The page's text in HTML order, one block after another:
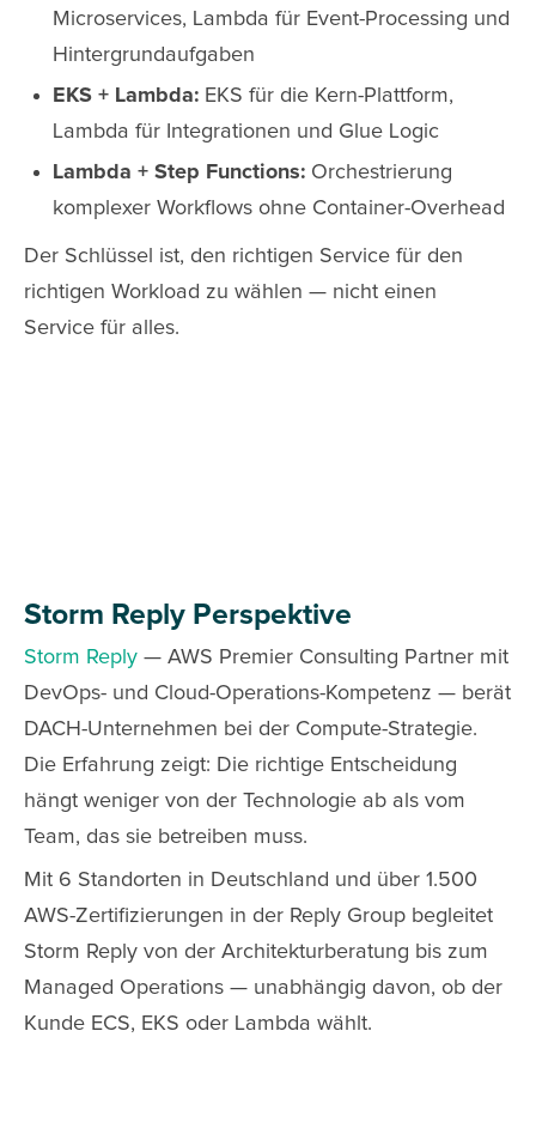
Microservices, Lambda für Event-Processing und
Hintergrundaufgaben
EKS + Lambda: EKS für die Kern-Plattform,
Lambda für Integrationen und Glue Logic
Lambda + Step Functions: Orchestrierung
komplexer Workflows ohne Container-Overhead
Der Schlüssel ist, den richtigen Service für den
richtigen Workload zu wählen — nicht einen
Service für alles.
Storm Reply Perspektive
Storm Reply — AWS Premier Consulting Partner mit
DevOps- und Cloud-Operations-Kompetenz — berät
DACH-Unternehmen bei der Compute-Strategie.
Die Erfahrung zeigt: Die richtige Entscheidung
hängt weniger von der Technologie ab als vom
Team, das sie betreiben muss.
Mit 6 Standorten in Deutschland und über 1.500
AWS-Zertifizierungen in der Reply Group begleitet
Storm Reply von der Architekturberatung bis zum
Managed Operations — unabhängig davon, ob der
Kunde ECS, EKS oder Lambda wählt.